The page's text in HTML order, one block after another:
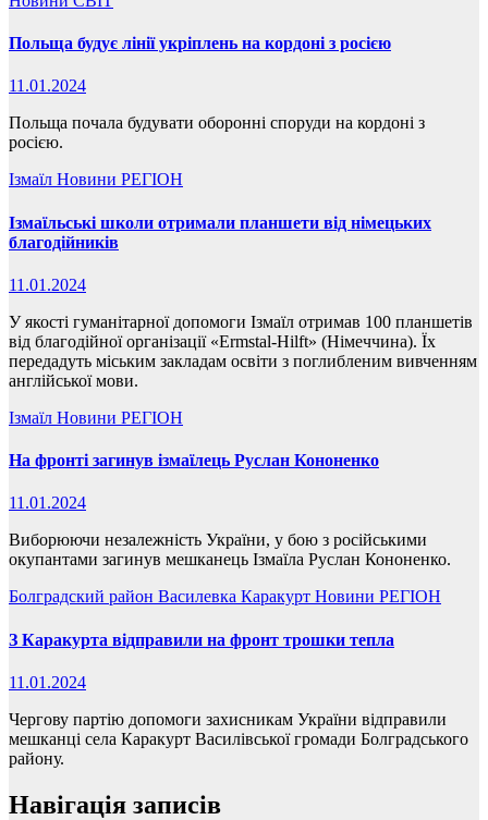
Польща будує лінії укріплень на кордоні з росією
11.01.2024
Польща почала будувати оборонні споруди на кордоні з
росією.
Ізмаїл Новини РЕГІОН
Ізмаїльські школи отримали планшети від німецьких
благодійників
11.01.2024
У якості гуманітарної допомоги Ізмаїл отримав 100 планшетів
від благодійної організації «Ermstal-Hilft» (Німеччина). Їх
передадуть міським закладам освіти з поглибленим вивченням
англійської мови.
Ізмаїл Новини РЕГІОН
На фронті загинув ізмаїлець Руслан Кононенко
11.01.2024
Виборюючи незалежність України, у бою з російськими
окупантами загинув мешканець Ізмаїла Руслан Кононенко.
Болградский район Василевка Каракурт Новини РЕГІОН
З Каракурта відправили на фронт трошки тепла
11.01.2024
Чергову партію допомоги захисникам України відправили
мешканці села Каракурт Василівської громади Болградського
району.
Навігація записів